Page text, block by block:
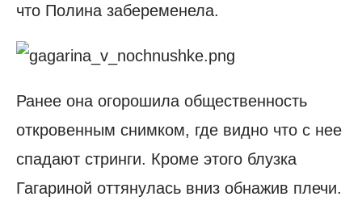
что Полина забеременела.
Ранее она огорошила общественность
откровенным снимком, где видно что с нее
спадают стринги. Кроме этого блузка
Гагариной оттянулась вниз обнажив плечи.